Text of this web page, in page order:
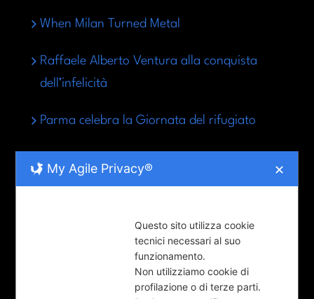
When Milan Turned Metal
Raffaele Alberto Ventura alla conquista
dell’infelicità
Parma celebra la Giornata del rifugiato
LE RUBRICHE
LUNGO-Parma (36)
My Agile Privacy® ✕
Questo sito utilizza cookie
tecnici necessari al suo
funzionamento.
Non utilizziamo cookie di
profilazione o di terze parti.